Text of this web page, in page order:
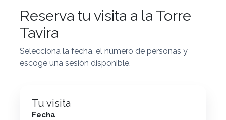
Reserva tu visita a la Torre
Tavira
Selecciona la fecha, el número de personas y
escoge una sesión disponible.
Tu visita
Fecha